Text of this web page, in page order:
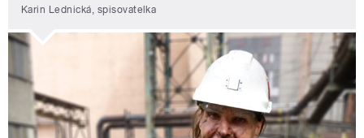
Karin Lednická, spisovatelka